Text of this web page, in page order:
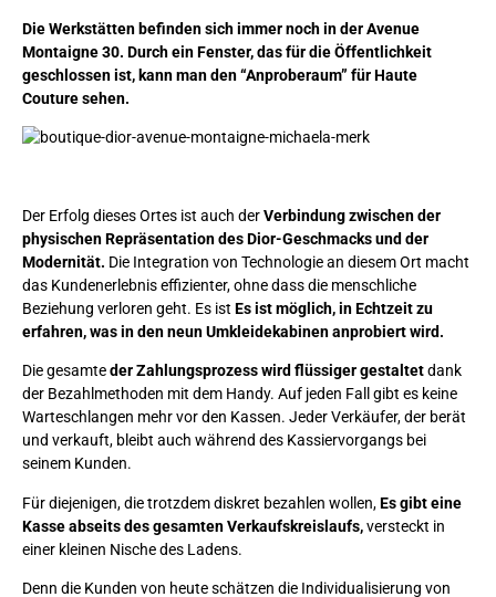
Die Werkstätten befinden sich immer noch in der Avenue
Montaigne 30. Durch ein Fenster, das für die Öffentlichkeit
geschlossen ist, kann man den “Anproberaum” für Haute
Couture sehen.
Der Erfolg dieses Ortes ist auch derVerbindung zwischen der
physischen Repräsentation des Dior-Geschmacks und der
Modernität. Die Integration von Technologie an diesem Ort macht
das Kundenerlebnis effizienter, ohne dass die menschliche
Beziehung verloren geht. Es ist Es ist möglich, in Echtzeit zu
erfahren, was in den neun Umkleidekabinen anprobiert wird.
Die gesamteder Zahlungsprozess wird flüssiger gestaltetdank
der Bezahlmethoden mit dem Handy. Auf jeden Fall gibt es keine
Warteschlangen mehr vor den Kassen. Jeder Verkäufer, der berät
und verkauft, bleibt auch während des Kassiervorgangs bei
seinem Kunden.
Für diejenigen, die trotzdem diskret bezahlen wollen,Es gibt eine
Kasse abseits des gesamten Verkaufskreislaufs,versteckt in
einer kleinen Nische des Ladens.
Denn die Kunden von heute schätzen die Individualisierung von